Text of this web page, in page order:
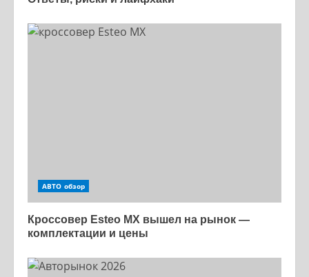
АВТО обзор
Кроссовер Esteo MX вышел на рынок —
комплектации и цены